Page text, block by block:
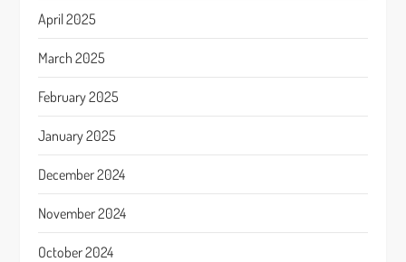
April 2025
March 2025
February 2025
January 2025
December 2024
November 2024
October 2024